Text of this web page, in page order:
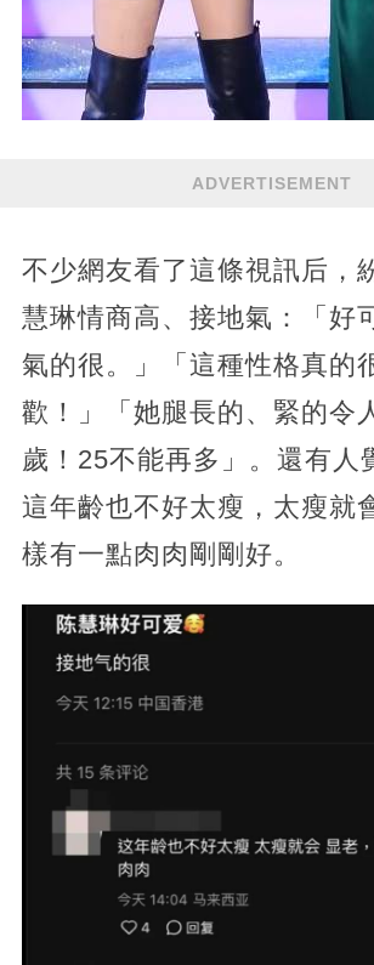
ADVERTISEMENT
不少網友看了這條視訊后，
慧琳情商高、接地氣：「好
氣的很。」「這種性格真的
歡！」「她腿長的、緊的令
歲！25不能再多」。還有人
這年齡也不好太瘦，太瘦就
樣有一點肉肉剛剛好。